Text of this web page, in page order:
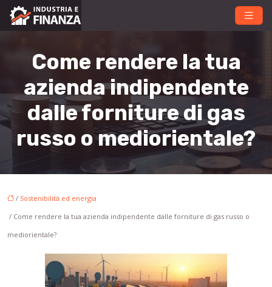
Come rendere la tua
azienda indipendente
dalle forniture di gas
russo o mediorientale?
/ Sostenibilità ed energia
/ Come rendere la tua azienda indipendente dalle forniture di gas russo o
mediorientale?